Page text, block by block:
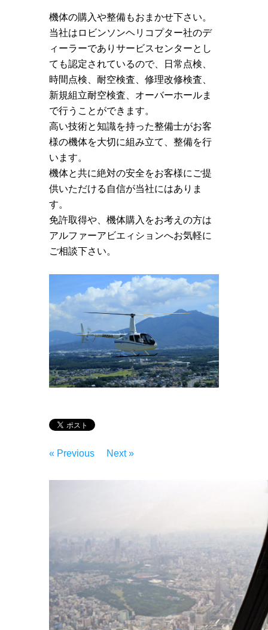
機体の購入や整備もおまかせ下さい。
当社はロビンソンヘリコプター社のデ
ィーラーでありサービスセンターとし
ても認定されているので、日常点検、
時間点検、耐空検査、修理改修検査、
新規組立耐空検査、オーバーホールま
で行うことができます。
高い技術と知識を持った整備士がお客
様の機体を大切に組み立て、整備を行
います。
機体と共に絶対の安全をお客様にご提
供いただける自信が当社にはありま
す。
免許取得や、機体購入をお考えの方は
アルファーアビエィションへお気軽に
ご相談下さい。
« Previous Next »